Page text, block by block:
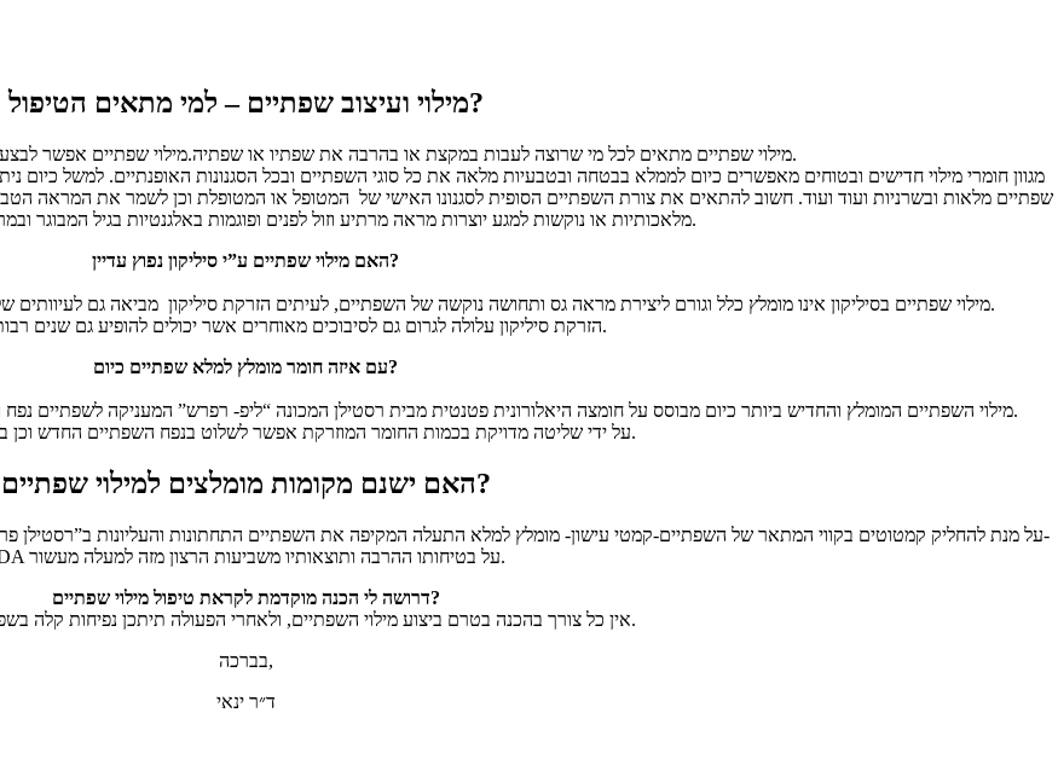
מילוי ועיצוב שפתיים – למי מתאים הטיפול?
מילוי שפתיים מתאים לכל מי שרוצה לעבות במקצת או בהרבה את שפתיו או שפתיה.מילוי שפתיים אפשר לבצע בכל גיל וכמעט ללא כל מגבלות בריאותיות.
מגוון חומרי מילוי חדישים ובטוחים מאפשרים כיום לממלא בבטחה ובטבעיות מלאה את כל סוגי השפתיים ובכל הסגנונות האופנתיים. למשל כיום
שפתיים מלאות ובשרניות ועוד ועוד. חשוב להתאים את צורת השפתיים הסופית לסגנונו האישי של המטופל או המטופלת וכן לשמר את המראה
מלאכותיות או נוקשות למגע יוצרות מראה מרתיע וזול לפנים ופוגמות באלגנטיות בגיל המבוגר ובמראה הנינוח והמזמין בגיל צעיר.
האם מילוי שפתיים ע”י סיליקון נפוץ עדיין?
מילוי שפתיים בסיליקון אינו מומלץ כלל וגורם ליצירת מראה גס ותחושה נוקשה של השפתיים, לעיתים הזרקת סיליקון מביאה גם לעיוותים של ממש בשפתיים אשר מחייבים כריתת חלקים מהשפתיים על ידי מנתח.
הזרקת סיליקון עלולה לגרום גם לסיבוכים מאוחרים אשר יכולים להופיע גם שנים רבות לאחר ההזרקה.
עם איזה חומר מומלץ למלא שפתיים כיום?
מילוי השפתיים המומלץ והחדיש ביותר כיום מבוסס על חומצה היאלורונית פטנטית מבית רסטילן המכונה “ליפ- רפרש” המעניקה לשפתיים נפח ורכות טבעיים לחלוטין וכן משפרת את מרקם העור ורמת הלחות בשפתיים.
על ידי שליטה מדויקת בכמות החומר המוזרקת אפשר לשלוט בנפח השפתיים החדש וכן בעיצוב צורתן הסופית.
האם ישנם מקומות מומלצים למילוי שפתיים?
על מנת להחליק קמטוטים בקווי המתאר של השפתיים-קמטי עישון- מומלץ למלא התעלה המקיפה את השפתיים התחתונות והעליונות ב”רסטילן
FDA על בטיחותו ההרבה ותוצאותיו משביעות הרצון מזה למעלה מעשור.
דרושה לי הכנה מוקדמת לקראת טיפול מילוי שפתיים?
אין כל צורך בהכנה בטרם ביצוע מילוי השפתיים, ולאחרי הפעולה תיתכן נפיחות קלה בשפתיים ביום שלמחרת.
בברכה,
ד״ר ינאי